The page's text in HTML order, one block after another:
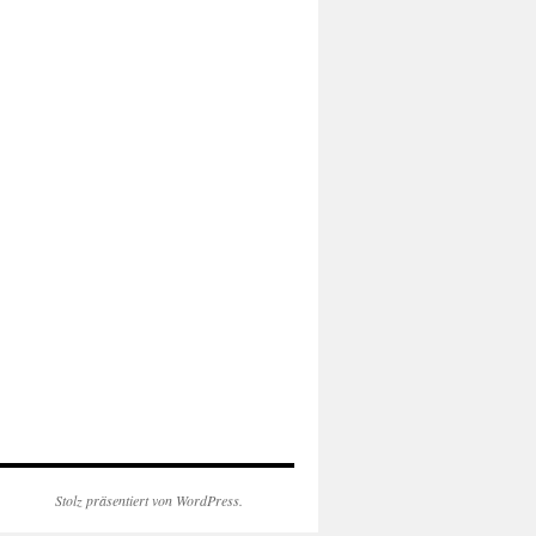
Stolz präsentiert von WordPress.